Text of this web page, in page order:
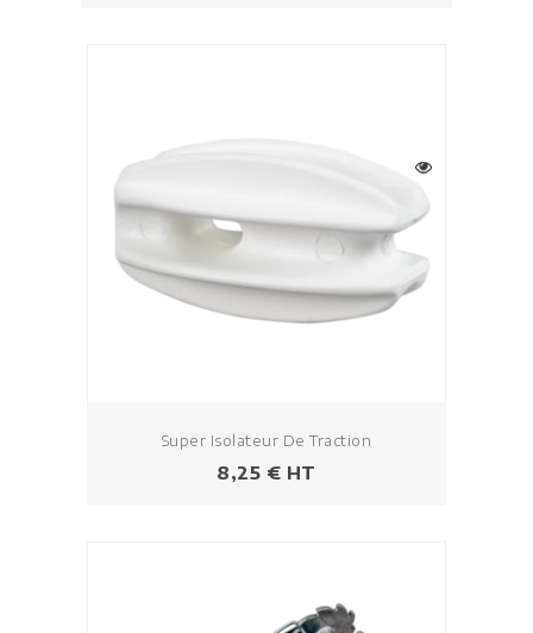
Super Isolateur De Traction
Prix
8,25 € HT